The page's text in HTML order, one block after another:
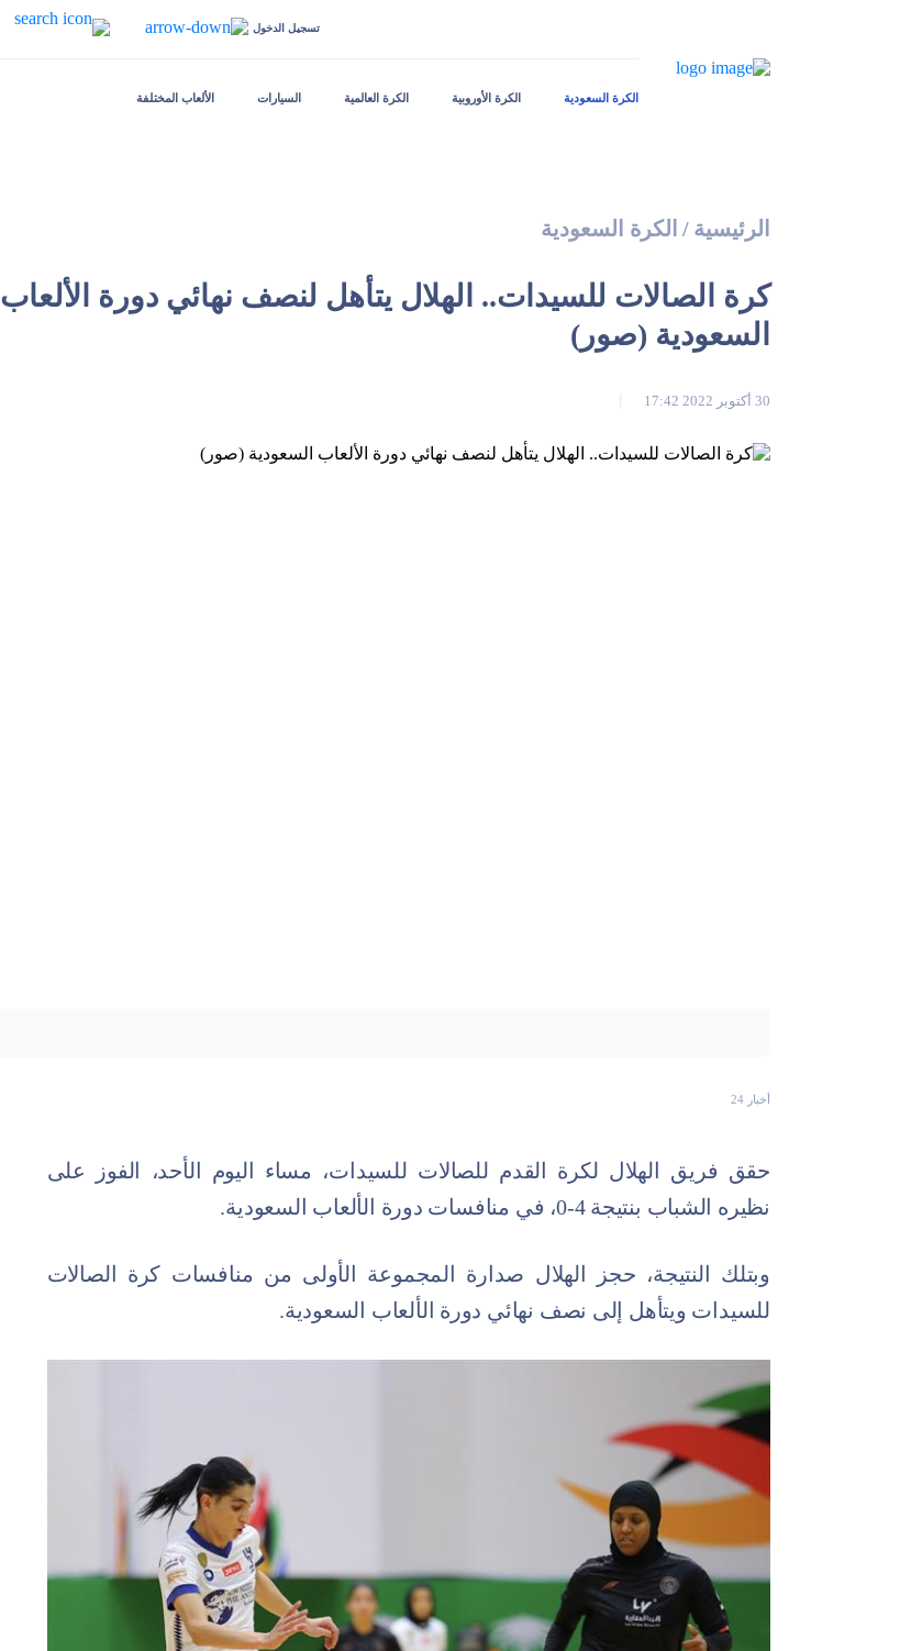
تسجيل الدخول
الكرة السعودية الكرة الأوروبية الكرة العالمية السيارات الألعاب المختلفة
الرئيسية / الكرة السعودية
كرة الصالات للسيدات.. الهلال يتأهل لنصف نهائي دورة الألعاب
السعودية (صور)
30 أكتوبر 2022 17:42
أخبار 24
حقق فريق الهلال لكرة القدم للصالات للسيدات، مساء اليوم الأحد، الفوز على
نظيره الشباب بنتيجة 4-0، في منافسات دورة الألعاب السعودية.
وبتلك النتيجة، حجز الهلال صدارة المجموعة الأولى من منافسات كرة الصالات
للسيدات ويتأهل إلى نصف نهائي دورة الألعاب السعودية.